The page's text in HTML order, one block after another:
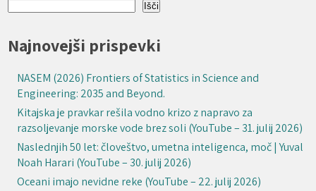
Išči
Najnovejši prispevki
NASEM (2026) Frontiers of Statistics in Science and
Engineering: 2035 and Beyond.
Kitajska je pravkar rešila vodno krizo z napravo za
razsoljevanje morske vode brez soli (YouTube – 31. julij 2026)
Naslednjih 50 let: človeštvo, umetna inteligenca, moč | Yuval
Noah Harari (YouTube – 30. julij 2026)
Oceani imajo nevidne reke (YouTube – 22. julij 2026)